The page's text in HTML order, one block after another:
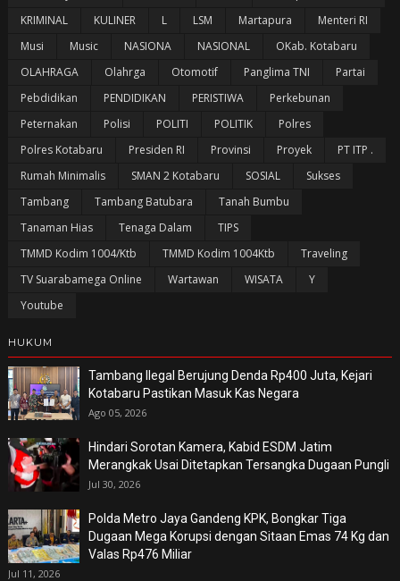
KRIMINAL
KULINER L LSM Martapura
Menteri RI
Musi
Music NASIONA NASIONAL
OKab. Kotabaru
OLAHRAGA
Olahrga Otomotif Panglima TNI
Partai
Pebdidikan
PENDIDIKAN PERISTIWA
Perkebunan
Peternakan
Polisi POLITI POLITIK
Polres
Polres Kotabaru
Presiden RI Provinsi Proyek
PT ITP .
Rumah Minimalis
SMAN 2 Kotabaru SOSIAL
Sukses
Tambang
Tambang Batubara
Tanah Bumbu
Tanaman Hias
Tenaga Dalam
TIPS
TMMD Kodim 1004/Ktb
TMMD Kodim 1004Ktb
Traveling
TV Suarabamega Online
Wartawan WISATA
Y
Youtube
HUKUM
Tambang Ilegal Berujung Denda Rp400 Juta, Kejari
Kotabaru Pastikan Masuk Kas Negara
Ago 05, 2026
Hindari Sorotan Kamera, Kabid ESDM Jatim
Merangkak Usai Ditetapkan Tersangka Dugaan Pungli
Jul 30, 2026
Polda Metro Jaya Gandeng KPK, Bongkar Tiga
Dugaan Mega Korupsi dengan Sitaan Emas 74 Kg dan
Valas Rp476 Miliar
Jul 11, 2026